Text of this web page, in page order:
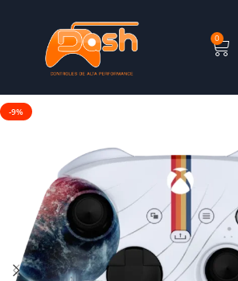
0
-9%